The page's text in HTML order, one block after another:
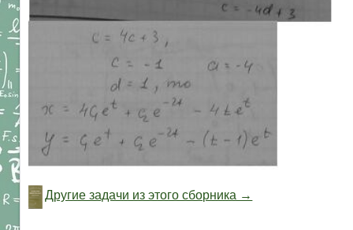
Другие задачи из этого сборника →